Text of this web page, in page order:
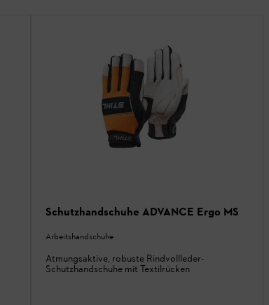
Schutzhandschuhe ADVANCE Ergo MS
Arbeitshandschuhe
Atmungsaktive, robuste Rindvollleder-
Schutzhandschuhe mit Textilrücken